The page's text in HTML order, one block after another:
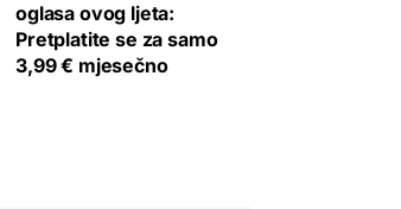
oglasa ovog ljeta:
Pretplatite se za samo
3,99 € mjesečno